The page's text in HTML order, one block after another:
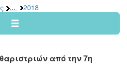
... 2018
από την 7η